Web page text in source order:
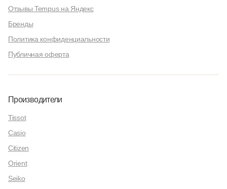
Отзывы Tempus на Яндекс
Бренды
Политика конфиденциальности
Публичная оферта
Производители
Tissot
Casio
Citizen
Orient
Seiko